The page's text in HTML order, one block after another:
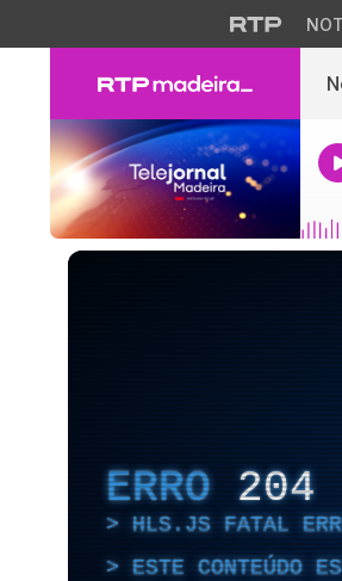
ERRO 204
HLS.JS FATAL
ESTE CONTEÚDO